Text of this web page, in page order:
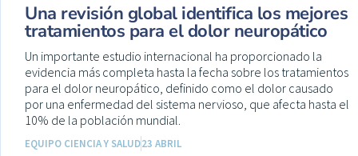
Una revisión global identifica los mejores
tratamientos para el dolor neuropático
Un importante estudio internacional ha proporcionado la
evidencia más completa hasta la fecha sobre los tratamientos
para el dolor neuropático, definido como el dolor causado
por una enfermedad del sistema nervioso, que afecta hasta el
10% de la población mundial.
EQUIPO CIENCIA Y SALUD23 ABRIL